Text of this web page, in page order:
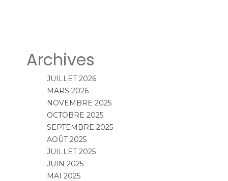
Archives
JUILLET 2026
MARS 2026
NOVEMBRE 2025
OCTOBRE 2025
SEPTEMBRE 2025
AOÛT 2025
JUILLET 2025
JUIN 2025
MAI 2025